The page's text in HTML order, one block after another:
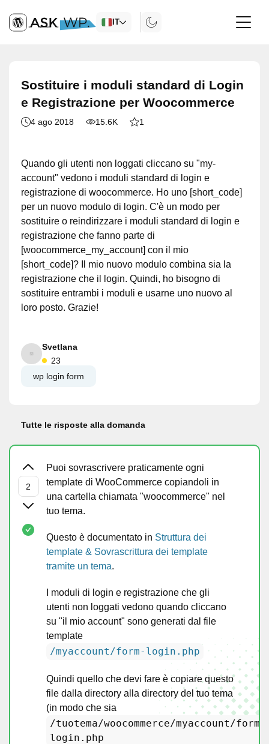
IT
Sostituire i moduli standard di Login
e Registrazione per Woocommerce
4 ago 2018 15.6K 1
Quando gli utenti non loggati cliccano su "my-
account" vedono i moduli standard di login e
registrazione di woocommerce. Ho uno [short_code]
per un nuovo modulo di login. C'è un modo per
sostituire o reindirizzare i moduli standard di login e
registrazione che fanno parte di
[woocommerce_my_account] con il mio
[short_code]? Il mio nuovo modulo combina sia la
registrazione che il login. Quindi, ho bisogno di
sostituire entrambi i moduli e usarne uno nuovo al
loro posto. Grazie!
Svetlana
23
wp login form
Tutte le risposte alla domanda
Puoi sovrascrivere praticamente ogni
template di WooCommerce copiandoli in
una cartella chiamata "woocommerce" nel
tuo tema.
Questo è documentato in Struttura dei
template & Sovrascrittura dei template
tramite un tema.
I moduli di login e registrazione che gli
utenti non loggati vedono quando cliccano
su "il mio account" sono generati dal file
template
/myaccount/form-login.php
Quindi quello che devi fare è copiare questo
file dalla directory alla directory del tuo tema
(in modo che sia
/tuotema/woocommerce/myaccount/form-
login.php